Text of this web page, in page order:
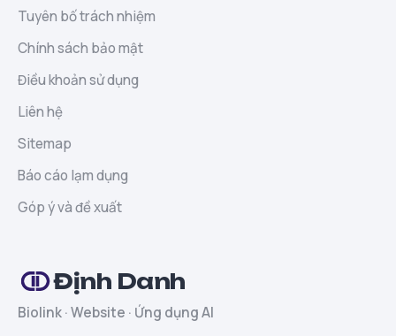
Tuyên bố trách nhiệm
Chính sách bảo mật
Điều khoản sử dụng
Liên hệ
Sitemap
Báo cáo lạm dụng
Góp ý và đề xuất
Định Danh
Biolink · Website · Ứng dụng AI